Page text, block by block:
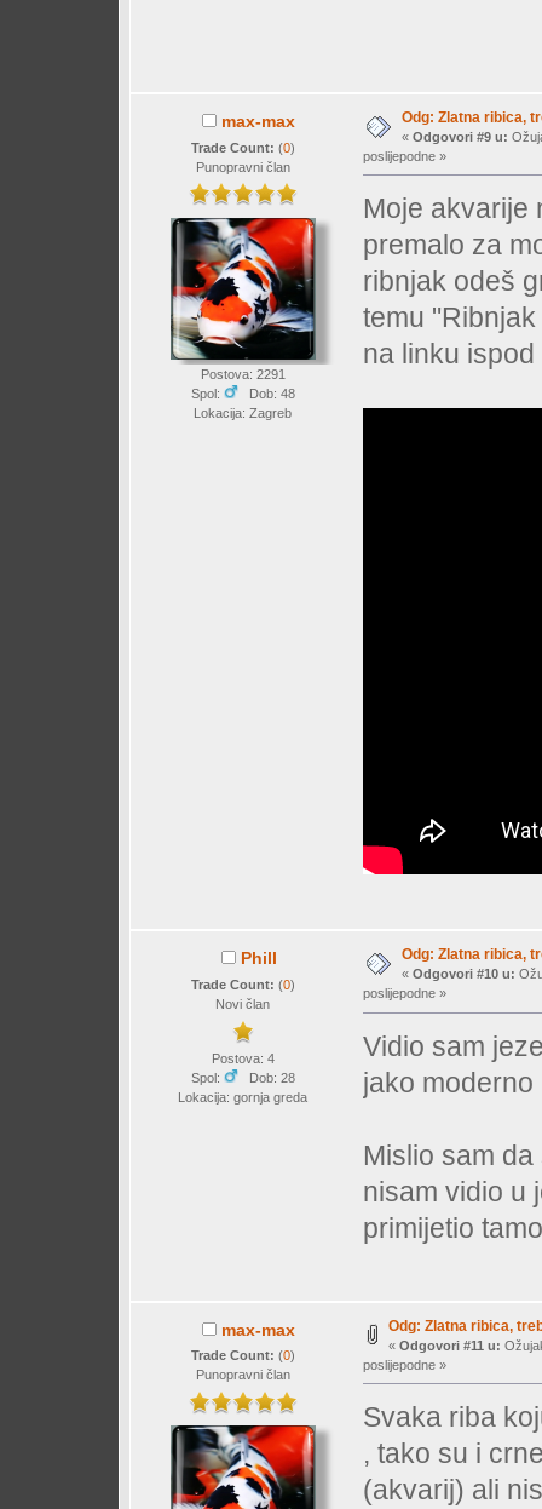
max-max
Trade Count: (0)
Punopravni član
Postova: 2291
Spol:
Dob: 48
Lokacija: Zagreb
Odg: Zlatna ribica,
« Odgovori #9 u:
poslijepodne »
Moje akvarije
premalo za
ribnjak odeš
temu
na linku ispod
Phill
Trade Count: (0)
Novi član
Postova: 4
Spol:
Dob: 28
Lokacija: gornja greda
Odg: Zlatna ribica,
« Odgovori #10 u:
poslijepodne »
Vidio sam
jako
Mislio sam
nisam vidio u
primijetio
max-max
Trade Count: (0)
Punopravni član
Odg: Zlatna ribica,
« Odgovori #11 u:
poslijepodne »
Svaka riba
, tako su i
(akvarij) ali